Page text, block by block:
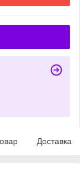
Доставка